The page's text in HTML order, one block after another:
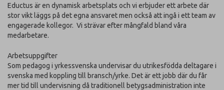
Eductus är en dynamisk arbetsplats och vi erbjuder ett arbete där
stor vikt läggs på det egna ansvaret men också att ingå i ett team av
engagerade kollegor. Vi strävar efter mångfald bland våra
medarbetare.
Arbetsuppgifter
Som pedagog i yrkessvenska undervisar du utrikesfödda deltagare i
svenska med koppling till bransch/yrke. Det är ett jobb där du får
mer tid till undervisning då traditionell betygsadministration inte